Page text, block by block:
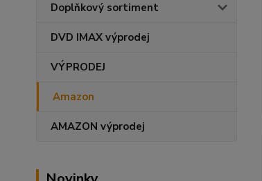
Doplňkový sortiment
DVD IMAX výprodej
VÝPRODEJ
Amazon
AMAZON výprodej